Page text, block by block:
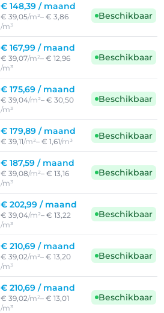
€ 148,39 / maand
€ 39,05/m²– € 3,86
/m³
Beschikbaar
€ 167,99 / maand
€ 39,07/m²– € 12,96
/m³
Beschikbaar
€ 175,69 / maand
€ 39,04/m²– € 30,50
/m³
Beschikbaar
€ 179,89 / maand
€ 39,11/m²– € 1,61/m³
Beschikbaar
€ 187,59 / maand
€ 39,08/m²– € 13,16
/m³
Beschikbaar
€ 202,99 / maand
€ 39,04/m²– € 13,22
/m³
Beschikbaar
€ 210,69 / maand
€ 39,02/m²– € 13,20
/m³
Beschikbaar
€ 210,69 / maand
€ 39,02/m²– € 13,01
/m³
Beschikbaar